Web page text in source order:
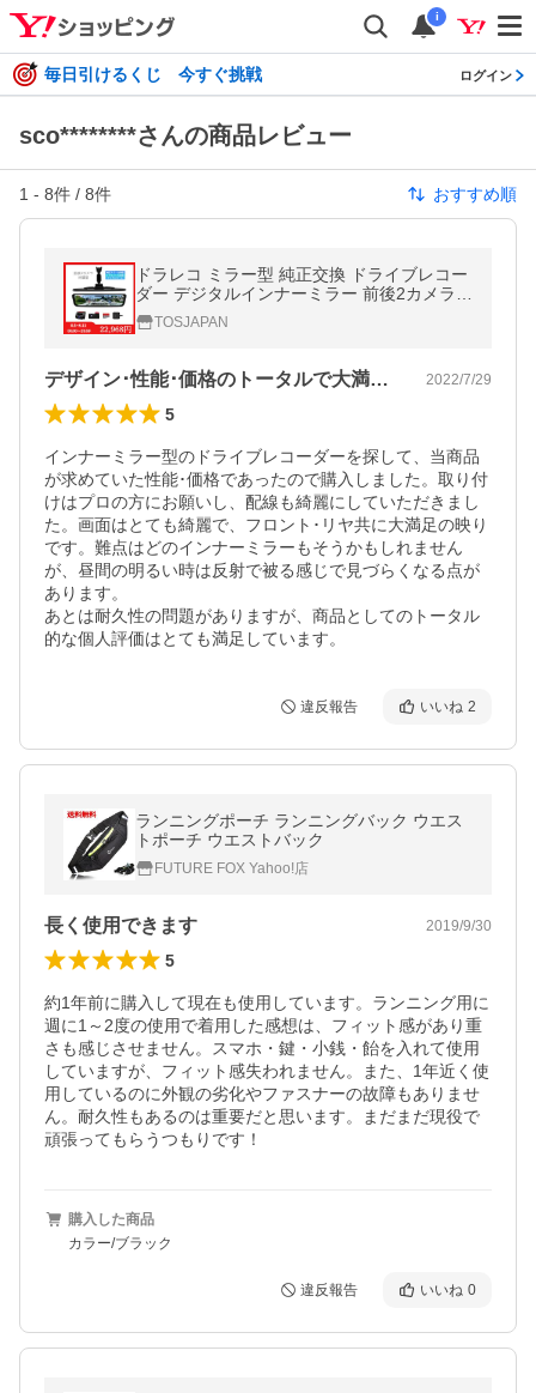
i
毎日引けるくじ 今すぐ挑戦 ログイン
sco********さんの商品レビュー
1 - 8件 / 8件 おすすめ順
ドラレコ ミラー型 純正交換 ドライブレコー
ダー デジタルインナーミラー 前後2カメラ
分離型 12インチ 逆台形 SONY STARVIS ズ
ーム ノイズ対策 駐車監視 UR11XC
TOSJAPAN
デザイン･性能･価格のトータルで大満足！ 2022/7/29
5
インナーミラー型のドライブレコーダーを探して、当商品
が求めていた性能･価格であったので購入しました。取り付
けはプロの方にお願いし、配線も綺麗にしていただきまし
た。画面はとても綺麗で、フロント･リヤ共に大満足の映り
です。難点はどのインナーミラーもそうかもしれません
が、昼間の明るい時は反射で被る感じで見づらくなる点が
あります。
あとは耐久性の問題がありますが、商品としてのトータル
的な個人評価はとても満足しています。
違反報告 いいね 2
ランニングポーチ ランニングバック ウエス
トポーチ ウエストバック
FUTURE FOX Yahoo!店
長く使用できます 2019/9/30
5
約1年前に購入して現在も使用しています。ランニング用に
週に1～2度の使用で着用した感想は、フィット感があり重
さも感じさせません。スマホ・鍵・小銭・飴を入れて使用
していますが、フィット感失われません。また、1年近く使
用しているのに外観の劣化やファスナーの故障もありませ
ん。耐久性もあるのは重要だと思います。まだまだ現役で
頑張ってもらうつもりです！
購入した商品
カラー/ブラック
違反報告 いいね 0